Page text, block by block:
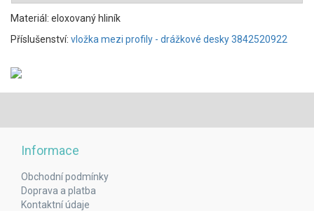
Materiál: eloxovaný hliník
Příslušenství: vložka mezi profily - drážkové desky 3842520922
Informace
Obchodní podmínky
Doprava a platba
Kontaktní údaje